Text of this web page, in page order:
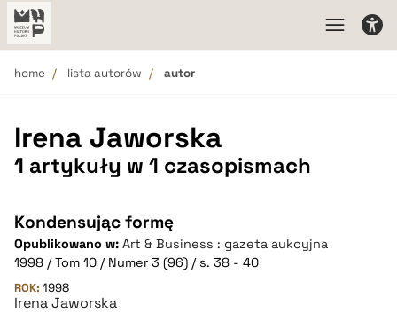
home lista autorów autor
Irena Jaworska
1 artykuły w 1 czasopismach
Kondensując formę
Opublikowano w: Art & Business : gazeta aukcyjna
1998 / Tom 10 / Numer 3 (96) / s. 38 - 40
ROK: 1998
Irena Jaworska